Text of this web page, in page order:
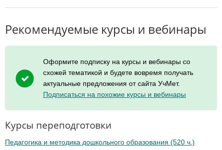
Рекомендуемые курсы и вебинары
Оформите подписку на курсы и вебинары со
схожей тематикой и будете вовремя получать
актуальные предложения от сайта УчМет.
Подписаться на похожие курсы и вебинары
Курсы переподготовки
Педагогика и методика дошкольного образования (520 ч.)